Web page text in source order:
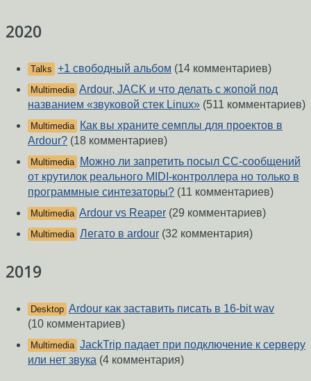
2020
Talks +1 свободный альбом (14 комментариев)
Multimedia Ardour, JACK и что делать с жопой под
названием «звуковой стек Linux» (511 комментариев)
Multimedia
Как вы храните семплы для проектов в
Ardour? (18 комментариев)
Multimedia
Можно ли запретить посыл CC-сообщений
от крутилок реального MIDI-контроллера но только в
программные синтезаторы? (11 комментариев)
Multimedia Ardour vs Reaper (29 комментариев)
Multimedia Легато в ardour (32 комментария)
2019
Desktop Ardour как заставить писать в 16-bit wav
(10 комментариев)
Multimedia JackTrip падает при подключение к серверу
или нет звука (4 комментария)